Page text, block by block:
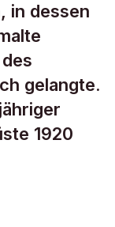
in dessen
gelangte.
1920